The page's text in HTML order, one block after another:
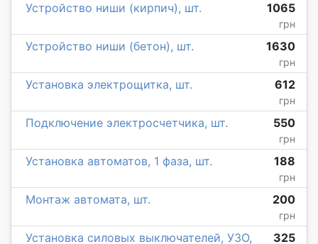
Устройство ниши (кирпич), шт. 1065
грн
Устройство ниши (бетон), шт. 1630
грн
Установка электрощитка, шт. 612
грн
Подключение электросчетчика, шт. 550
грн
Установка автоматов, 1 фаза, шт. 188
грн
Монтаж автомата, шт. 200
грн
Установка силовых выключателей, УЗО,
325